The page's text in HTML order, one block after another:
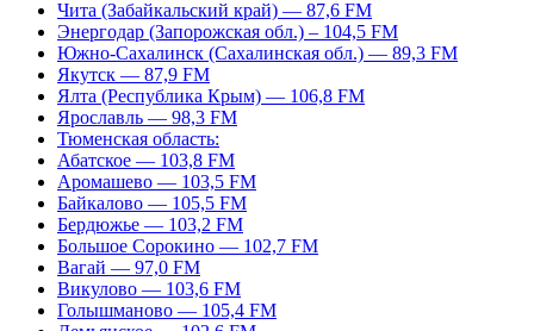
Чита (Забайкальский край) — 87,6 FM
Энергодар (Запорожская обл.) – 104,5 FM
Южно-Сахалинск (Сахалинская обл.) — 89,3 FM
Якутск — 87,9 FM
Ялта (Республика Крым) — 106,8 FM
Ярославль — 98,3 FM
Тюменская область:
Абатское — 103,8 FM
Аромашево — 103,5 FM
Байкалово — 105,5 FM
Бердюжье — 103,2 FM
Большое Сорокино — 102,7 FM
Вагай — 97,0 FM
Викулово — 103,6 FM
Голышманово — 105,4 FM